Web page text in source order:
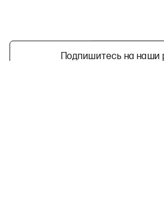
Подпишитесь на наши